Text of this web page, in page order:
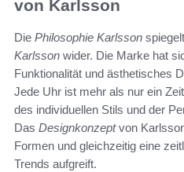
von Karlsson
Die Philosophie Karlsson
Karlsson wider. Die Marke hat
Funktionalität und ästhetisches
Jede Uhr ist mehr als nur ein
des individuellen Stils und der
Das Designkonzeptvon
Formen und gleichzeitig eine
Trends aufgreift.